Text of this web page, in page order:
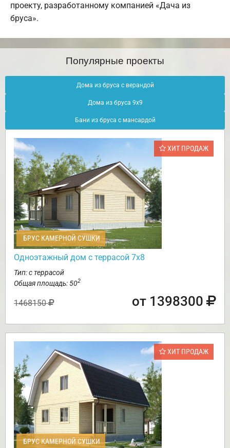
проекту, разработанному компанией «Дача из
бруса».
Популярные проекты
Дома из бруса с верандой
Дома из бруса 9х9
Бани из бруса с мансардой
ХИТ ПРОДАЖ
БРУС КАМЕРНОЙ СУШКИ
Одноэтажный дом с террасой 7х8
Тип: с террасой
Общая площадь: 502
1468150 от 1398300
ХИТ ПРОДАЖ
БРУС КАМЕРНОЙ СУШКИ